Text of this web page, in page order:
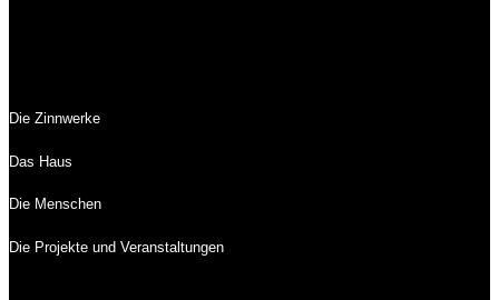
Die Zinnwerke
Das Haus
Die Menschen
Die Projekte und Veranstaltungen